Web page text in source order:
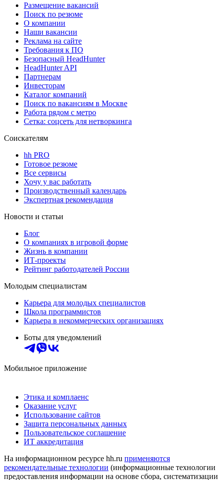
Размещение вакансий
Поиск по резюме
О компании
Наши вакансии
Реклама на сайте
Требования к ПО
Безопасный HeadHunter
HeadHunter API
Партнерам
Инвесторам
Каталог компаний
Поиск по вакансиям в Москве
Работа рядом с метро
Сетка: соцсеть для нетворкинга
Соискателям
hh PRO
Готовое резюме
Все сервисы
Хочу у вас работать
Производственный календарь
Экспертная рекомендация
Новости и статьи
Блог
О компаниях в игровой форме
Жизнь в компании
ИТ-проекты
Рейтинг работодателей России
Молодым специалистам
Карьера для молодых специалистов
Школа программистов
Карьера в некоммерческих организациях
Боты для уведомлений
Мобильное приложение
Этика и комплаенс
Оказание услуг
Использование сайтов
Защита персональных данных
Пользовательское соглашение
ИТ аккредитация
На информационном ресурсе hh.ru применяются
рекомендательные технологии (информационные технологии
предоставления информации на основе сбора, систематизации